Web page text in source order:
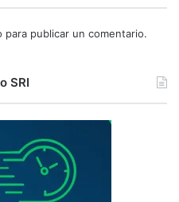
para publicar un comentario.
SRI